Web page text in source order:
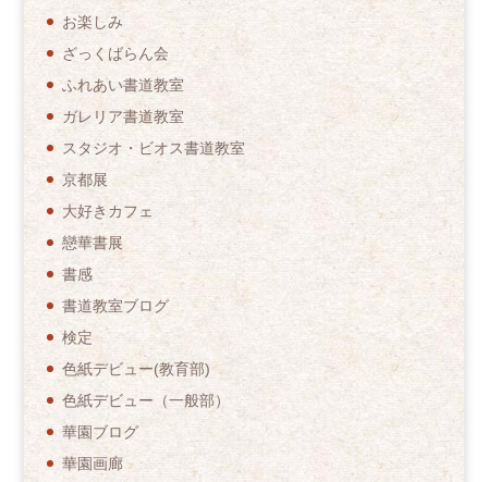
お楽しみ
ざっくばらん会
ふれあい書道教室
ガレリア書道教室
スタジオ・ビオス書道教室
京都展
大好きカフェ
戀華書展
書感
書道教室ブログ
検定
色紙デビュー(教育部)
色紙デビュー（一般部）
華園ブログ
華園画廊